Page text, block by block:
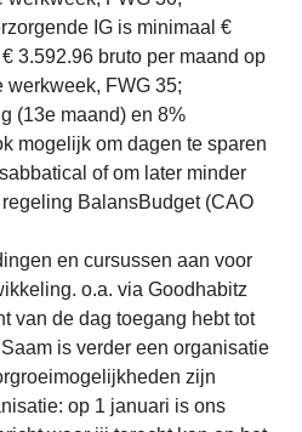
IG is minimaal €
3.592.96 bruto per maand op
werkweek, FWG 35;
(13e maand) en 8%
mogelijk om dagen te sparen
of om later minder
BalansBudget (CAO
en cursussen aan voor
o.a. via Goodhabitz
van de dag toegang hebt tot
is verder een organisatie
zijn
op 1 januari is ons